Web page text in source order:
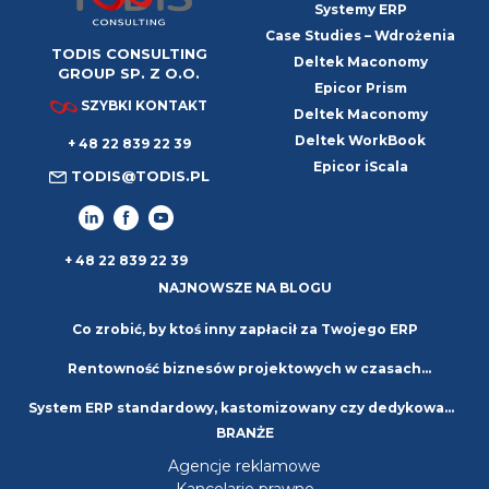
TODIS CONSULTING
GROUP SP. Z O.O.
SZYBKI KONTAKT
+ 48 22 839 22 39
TODIS@TODIS.PL
+ 48 22 839 22 39
Systemy ERP
Case Studies – Wdrożenia
Deltek Maconomy
Epicor Prism
Deltek Maconomy
Deltek WorkBook
Epicor iScala
NAJNOWSZE NA BLOGU
Co zrobić, by ktoś inny zapłacił za Twojego ERP
Rentowność biznesów projektowych w czasach
niepewności. Strategie i najlepsze praktyki
System ERP standardowy, kastomizowany czy dedykowany
BRANŻE
Agencje reklamowe